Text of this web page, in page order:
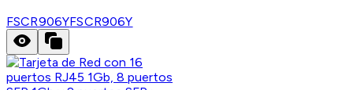
FSCR906YFSCR906Y